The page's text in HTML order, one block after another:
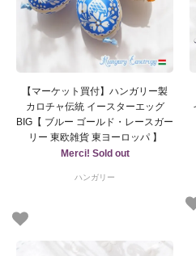
【マーケット買付】ハンガリー製
カロチャ伝統 イースターエッグ
BIG【 ブルー ゴールド・レースガー
リー 東欧雑貨 東ヨーロッパ 】
Merci! Sold out
ハンガリー